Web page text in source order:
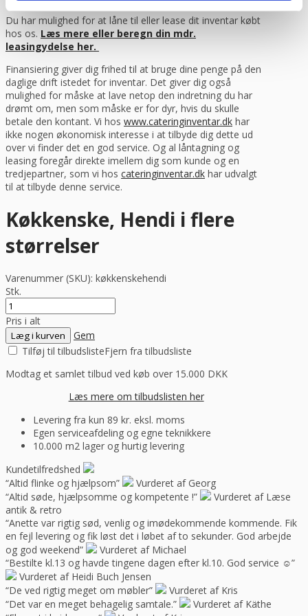
Du har mulighed for at låne til eller lease dit inventar købt
hos os. Læs mere eller beregn din mdr.
leasingydelse her.
Finansiering giver dig frihed til at bruge dine penge på den
daglige drift istedet for inventar. Det giver dig også
mulighed for måske at lave netop den indretning du har
drømt om, men som måske er for dyr, hvis du skulle
betale den kontant. Vi hos www.cateringinventar.dk har
ikke nogen økonomisk interesse i at tilbyde dig dette ud
over vi finder det en god service. Og al låntagning og
leasing foregår direkte imellem dig som kunde og en
tredjepartner, som vi hos cateringinventar.dk har udvalgt
til at tilbyde denne service.
Køkkenske, Hendi i flere
størrelser
Varenummer (SKU): køkkenskehendi
Stk.
Pris i alt
Læg i kurven
Gem
Tilføj til tilbudslisteFjern fra tilbudsliste
Modtag et samlet tilbud ved køb over 15.000 DKK
Læs mere om tilbudslisten her
Levering fra kun 89 kr. eksl. moms
Egen serviceafdeling og egne teknikkere
10.000 m2 lager og hurtig levering
Kundetilfredshed
“Altid flinke og hjælpsom”
Vurderet af Georg
“Altid søde, hjælpsomme og kompetente !”
Vurderet af Læse
antik & retro
“Anette var rigtig sød, venlig og imødekommende kommende. Fik
en fejl levering og fik løst det i løbet af to sekunder. God arbejde
og god weekend”
Vurderet af Michael
“Bestilte kl.13 og havde tingene dagen efter kl.10. God service ☺”
Vurderet af Heidi Buch Jensen
“De ved rigtig meget om møbler”
Vurderet af Kris
“Det var en meget behagelig samtale.”
Vurderet af Käthe